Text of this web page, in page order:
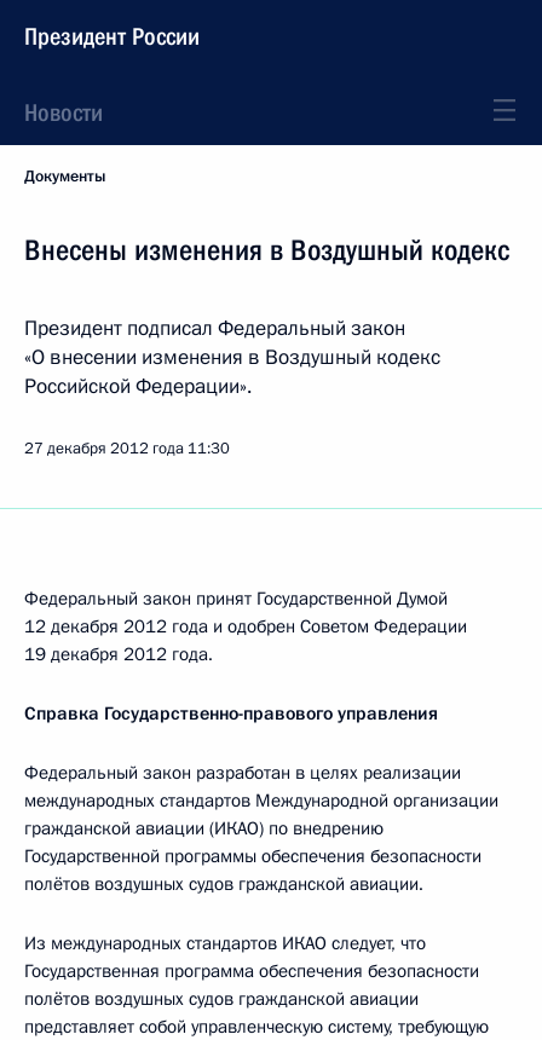
Президент России
Новости
Документы
Внесены изменения в Воздушный кодекс
Президент подписал Федеральный закон
«О внесении изменения в Воздушный кодекс
Российской Федерации».
27 декабря 2012 года 11:30
Федеральный закон принят Государственной Думой
12 декабря 2012 года и одобрен Советом Федерации
19 декабря 2012 года.
Справка Государственно-правового управления
Федеральный закон разработан в целях реализации
международных стандартов Международной организации
гражданской авиации (ИКАО) по внедрению
Государственной программы обеспечения безопасности
полётов воздушных судов гражданской авиации.
Из международных стандартов ИКАО следует, что
Государственная программа обеспечения безопасности
полётов воздушных судов гражданской авиации
представляет собой управленческую систему, требующую